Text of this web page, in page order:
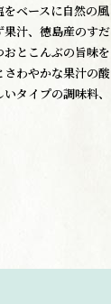
ベースに自然の風
汁、徳島産のすだ
とこんぶの旨味を
わやかな果汁の酸
タイプの調味料、